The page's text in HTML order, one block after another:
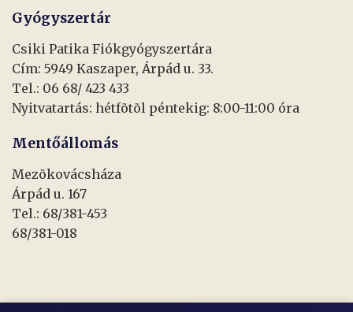
Gyógyszertár
Csiki Patika Fiókgyógyszertára
Cím: 5949 Kaszaper, Árpád u. 33.
Tel.: 06 68/ 423 433
Nyitvatartás: hétfõtõl péntekig: 8:00-11:00 óra
Mentőállomás
Mezõkovácsháza
Árpád u. 167
Tel.: 68/381-453
68/381-018